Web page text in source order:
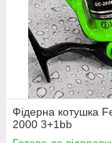
Фідерна котушка
2000 3+1bb